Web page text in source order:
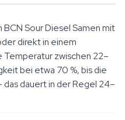
Sour Diesel Samen mit
direkt in einem
zwischen 22–
bei etwa 70 %, bis die
dauert in der Regel 24–